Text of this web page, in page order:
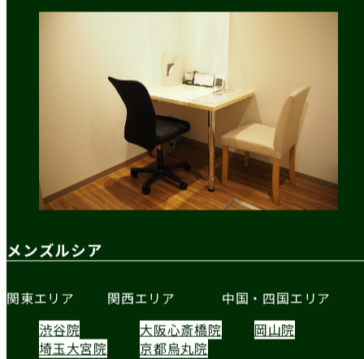
メンズルシア
関東エリア
渋谷院
埼玉大宮院
関西エリア
大阪心斎橋院
京都烏丸院
中国・四国エリア
岡山院